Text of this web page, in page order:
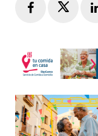
Facebook